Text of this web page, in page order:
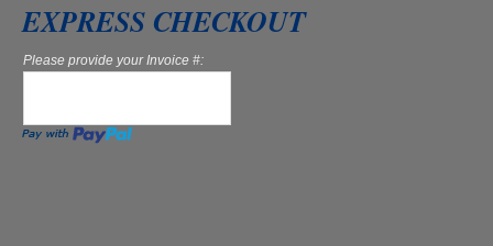
EXPRESS CHECKOUT
Please provide your Invoice #: